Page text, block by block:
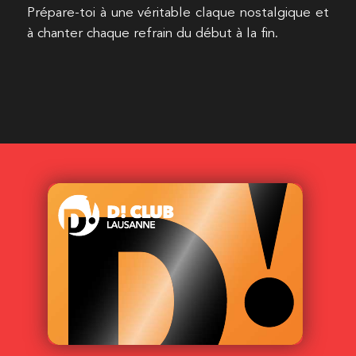
Prépare-toi à une véritable claque nostalgique et
à chanter chaque refrain du début à la fin.